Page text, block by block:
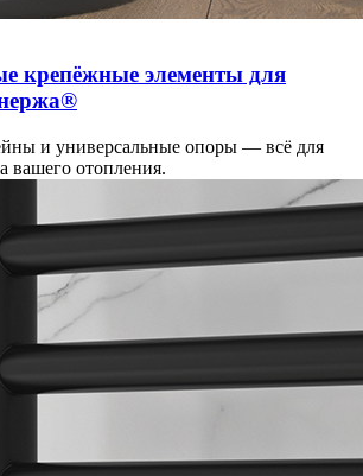
крепёжные элементы для
и универсальные опоры — всё для
вашего отопления.